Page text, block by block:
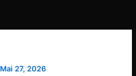
Mai 27, 2026